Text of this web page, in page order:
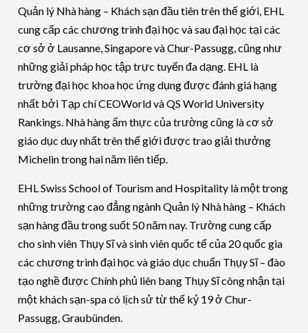
Quản lý Nhà hàng – Khách sạn đầu tiên trên thế giới, EHL
cung cấp các chương trình đại học và sau đại học tại các
cơ sở ở Lausanne, Singapore và Chur-Passugg, cũng như
những giải pháp học tập trực tuyến đa dạng. EHL là
trường đại học khoa học ứng dụng được đánh giá hạng
nhất bởi Tạp chí CEOWorld và QS World University
Rankings. Nhà hàng ẩm thực của trường cũng là cơ sở
giáo dục duy nhất trên thế giới được trao giải thưởng
Michelin trong hai năm liên tiếp.
EHL Swiss School of Tourism and Hospitality là một trong
những trường cao đẳng ngành Quản lý Nhà hàng – Khách
sạn hàng đầu trong suốt 50 năm nay. Trường cung cấp
cho sinh viên Thụy Sĩ và sinh viên quốc tế của 20 quốc gia
các chương trình đại học và giáo dục chuẩn Thụy Sĩ – đào
tạo nghề được Chính phủ liên bang Thụy Sĩ công nhận tại
một khách sạn-spa có lịch sử từ thế kỷ 19 ở Chur-
Passugg, Graubünden.